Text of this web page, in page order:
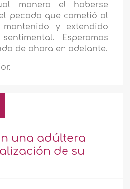
manera el haberse
pecado que cometió al
y extendido
Esperamos
de ahora en adelante.
una adúltera
de su